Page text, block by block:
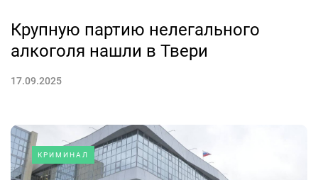
Крупную партию нелегального
алкоголя нашли в Твери
17.09.2025
КРИМИНАЛ